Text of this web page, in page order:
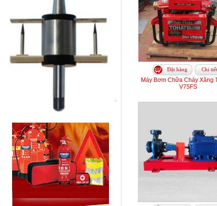
Đặt hàng Chi tiết
Máy Bơm Chữa Cháy Xăng
V75FS